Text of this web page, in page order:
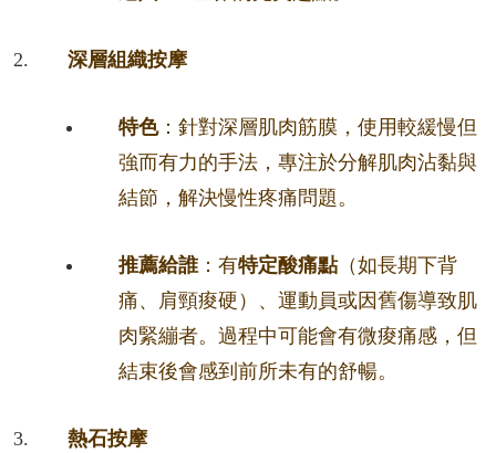
深層組織按摩
特色：針對深層肌肉筋膜，使用較緩慢但
強而有力的手法，專注於分解肌肉沾黏與
結節，解決慢性疼痛問題。
推薦給誰：有特定酸痛點（如長期下背
痛、肩頸痠硬）、運動員或因舊傷導致肌
肉緊繃者。過程中可能會有微痠痛感，但
結束後會感到前所未有的舒暢。
熱石按摩